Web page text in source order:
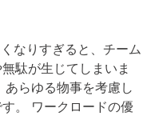
なりすぎると、チーム
駄が生じてしまいま
らゆる物事を考慮し
。 ワークロードの優